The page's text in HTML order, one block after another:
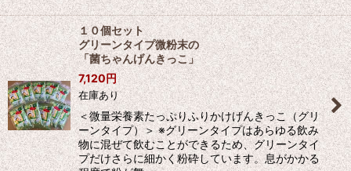
１０個セット
グリーンタイプ微粉末の
「菌ちゃんげんきっこ」
7,120円
在庫あり
＜微量栄養素たっぷりふりかけげんきっこ（グリ
ーンタイプ）＞ ※グリーンタイプはあらゆる飲み
物に混ぜて飲むことができるため、グリーンタイ
プだけさらに細かく粉砕しています。息がかかる